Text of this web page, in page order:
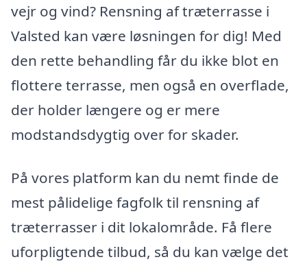
vejr og vind? Rensning af træterrasse i
Valsted kan være løsningen for dig! Med
den rette behandling får du ikke blot en
flottere terrasse, men også en overflade,
der holder længere og er mere
modstandsdygtig over for skader.
På vores platform kan du nemt finde de
mest pålidelige fagfolk til rensning af
træterrasser i dit lokalområde. Få flere
uforpligtende tilbud, så du kan vælge det